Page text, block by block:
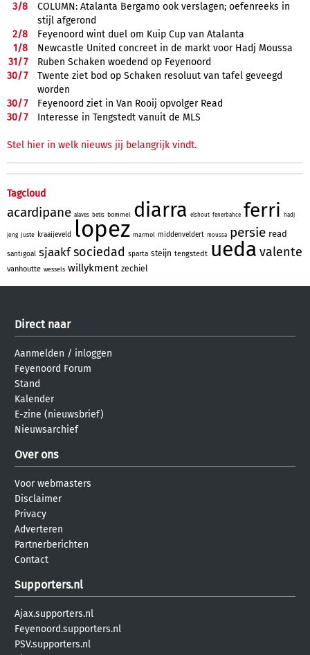
3/8
COLUMN: Atalanta Bergamo ook verslagen; oefenreeks in
stijl afgerond
2/8
Feyenoord wint duel om Kuip Cup van Atalanta
1/8
Newcastle United concreet in de markt voor Hadj Moussa
31/7
Ruben Schaken woedend op Feyenoord
30/7
Twente ziet bod op Schaken resoluut van tafel geveegd
worden
30/7
Feyenoord ziet in Van Rooij opvolger Read
30/7 Interesse in Tengstedt vanuit de MLS
Stel hier in welk nieuws jij belangrijk vindt.
Tagcloud
acardipane alaves betis bommel diarra elshout fenerbahce ferri hadj
jong juste kraaijeveld lopez marmol middenveldert moussa persie read
santigoal sjaakfsociedad sparta steijn tengstedt ueda valente
vanhoutte wessels willykment zechiel
Direct naar
Aanmelden / inloggen
Feyenoord Forum
Stand
Kalender
E-zine (nieuwsbrief)
Nieuwsarchief
Over ons
Voor webmasters
Disclaimer
Privacy
Adverteren
Partnerberichten
Contact
Supporters.nl
Ajax.supporters.nl
Feyenoord.supporters.nl
PSV.supporters.nl